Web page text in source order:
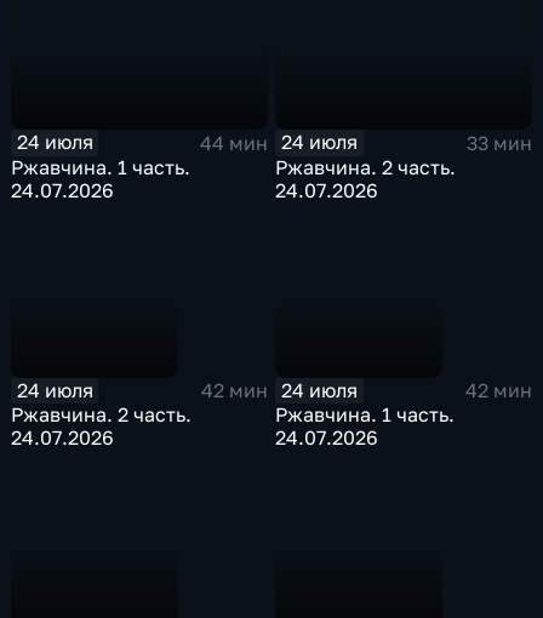
24 июля
44 мин
Ржавчина. 1 часть.
24.07.2026
24 июля
33 мин
Ржавчина. 2 часть.
24.07.2026
24 июля
42 мин
Ржавчина. 2 часть.
24.07.2026
24 июля
42 мин
Ржавчина. 1 часть.
24.07.2026